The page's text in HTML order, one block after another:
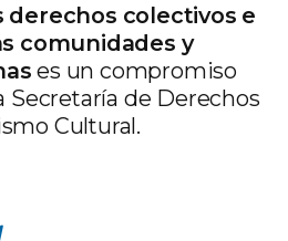
derechos colectivos e
comunidades y
es un compromiso
Secretaría de Derechos
Cultural.